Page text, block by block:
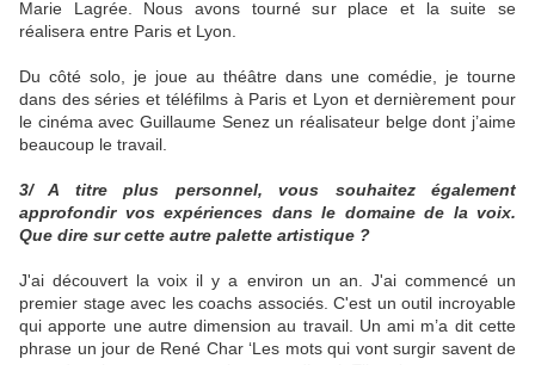
Marie Lagrée. Nous avons tourné sur place et la suite se
réalisera entre Paris et Lyon.
Du côté solo, je joue au théâtre dans une comédie, je tourne
dans des séries et téléfilms à Paris et Lyon et dernièrement pour
le cinéma avec Guillaume Senez un réalisateur belge dont j’aime
beaucoup le travail.
3/ A titre plus personnel, vous souhaitez également
approfondir vos expériences dans le domaine de la voix.
Que dire sur cette autre palette artistique ?
J'ai découvert la voix il y a environ un an. J'ai commencé un
premier stage avec les coachs associés. C'est un outil incroyable
qui apporte une autre dimension au travail. Un ami m’a dit cette
phrase un jour de René Char ‘Les mots qui vont surgir savent de